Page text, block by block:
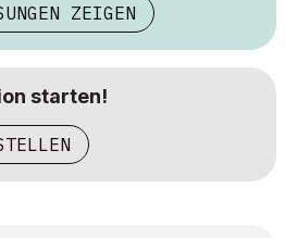
ZEIGEN
starten!